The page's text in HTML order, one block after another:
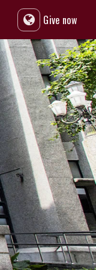
Give now
定捐款200元